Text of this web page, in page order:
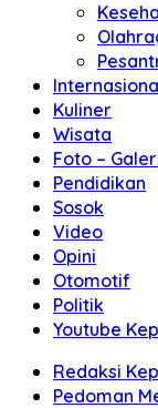
Kuliner
Wisata
Foto –
Pendidikan
Sosok
Video
Opini
Otomotif
Politik
Youtube
Redaksi
Pedoman